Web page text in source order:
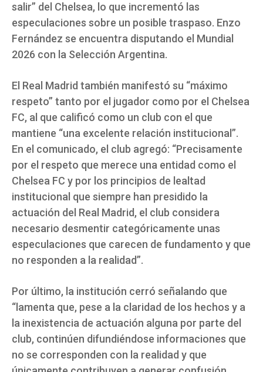
salir” del Chelsea, lo que incrementó las
especulaciones sobre un posible traspaso. Enzo
Fernández se encuentra disputando el Mundial
2026 con la Selección Argentina.
El Real Madrid también manifestó su “máximo
respeto” tanto por el jugador como por el Chelsea
FC, al que calificó como un club con el que
mantiene “una excelente relación institucional”.
En el comunicado, el club agregó: “Precisamente
por el respeto que merece una entidad como el
Chelsea FC y por los principios de lealtad
institucional que siempre han presidido la
actuación del Real Madrid, el club considera
necesario desmentir categóricamente unas
especulaciones que carecen de fundamento y que
no responden a la realidad”.
Por último, la institución cerró señalando que
“lamenta que, pese a la claridad de los hechos y a
la inexistencia de actuación alguna por parte del
club, continúen difundiéndose informaciones que
no se corresponden con la realidad y que